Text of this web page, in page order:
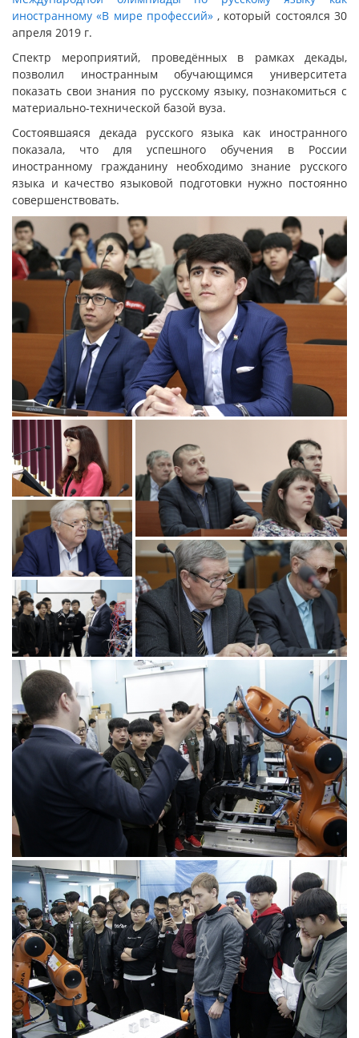
иностранному «В мире профессий» , который состоялся 30
апреля 2019 г.
Спектр мероприятий, проведённых в рамках декады,
позволил иностранным обучающимся университета
показать свои знания по русскому языку, познакомиться с
материально-технической базой вуза.
Состоявшаяся декада русского языка как иностранного
показала, что для успешного обучения в России
иностранному гражданину необходимо знание русского
языка и качество языковой подготовки нужно постоянно
совершенствовать.